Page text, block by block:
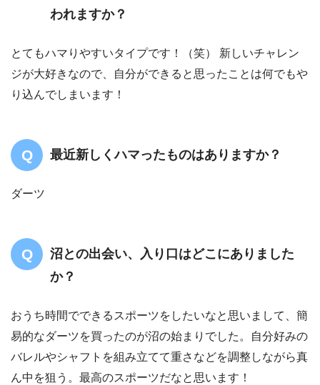
われますか？
とてもハマりやすいタイプです！（笑） 新しいチャレン
ジが大好きなので、自分ができると思ったことは何でもや
り込んでしまいます！
最近新しくハマったものはありますか？
ダーツ
沼との出会い、入り口はどこにありました
か？
おうち時間でできるスポーツをしたいなと思いまして、簡
易的なダーツを買ったのが沼の始まりでした。自分好みの
バレルやシャフトを組み立てて重さなどを調整しながら真
ん中を狙う。最高のスポーツだなと思います！